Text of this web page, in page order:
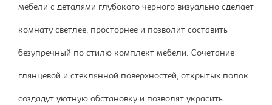
мебели с деталями глубокого черного визуально сделает
комнату светлее, просторнее и позволит составить
безупречный по стилю комплект мебели. Сочетание
глянцевой и стеклянной поверхностей, открытых полок
создадут уютную обстановку и позволят украсить